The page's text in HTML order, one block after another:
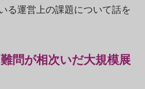
る運営上の課題について話を
問が相次いだ大規模展